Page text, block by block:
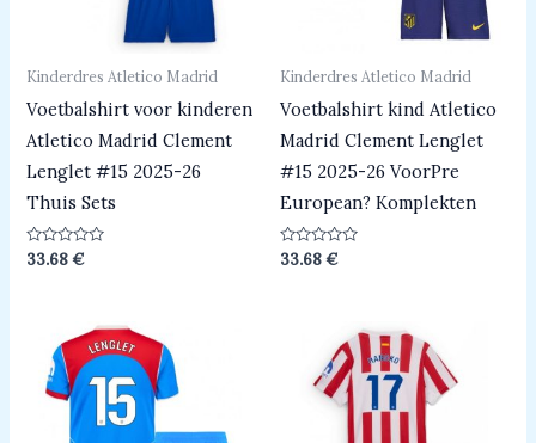
Kinderdres Atletico Madrid
Voetbalshirt voor kinderen
Atletico Madrid Clement
Lenglet #15 2025-26
Thuis Sets
Beoordeeld
33.68€
Kinderdres Atletico Madrid
Voetbalshirt kind Atletico
Madrid Clement Lenglet
#15 2025-26 VoorPre
European? Komplekten
Beoordeeld
33.68€